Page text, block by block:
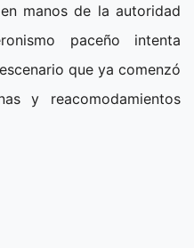
manos de la autoridad
paceño intenta
que ya comenzó
y reacomodamientos